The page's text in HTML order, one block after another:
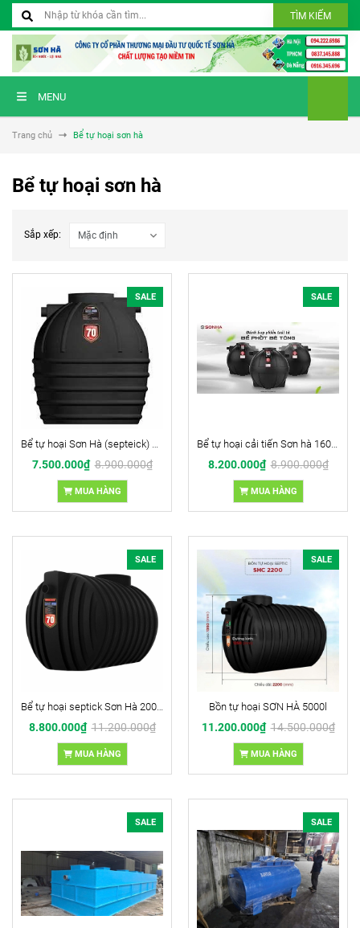
TÌM KIẾM
MENU
Trang chủ Bể tự hoại sơn hà
Bể tự hoại sơn hà
Sắp xếp:
SALE
Bể tự hoại Sơn Hà (septeick) 2500 lít
7.500.000₫8.900.000₫
MUA HÀNG
SALE
Bể tự hoại cải tiến Sơn hà 1600 lít
8.200.000₫8.900.000₫
MUA HÀNG
SALE
Bể tự hoại septick Sơn Hà 2000 lít
8.800.000₫11.200.000₫
MUA HÀNG
SALE
Bồn tự hoại SƠN HÀ 5000l
11.200.000₫14.500.000₫
MUA HÀNG
SALE SALE